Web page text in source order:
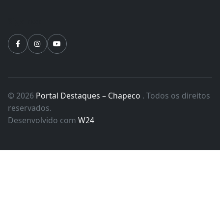
© 2026 Portal Destaques – Chapeco . Todos os direitos
reservados.
Desenvolvido com W24